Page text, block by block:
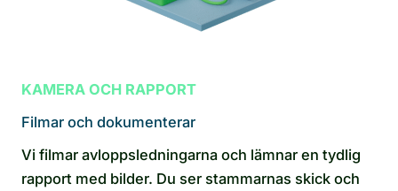
KAMERA OCH RAPPORT
Filmar och dokumenterar
Vi filmar avloppsledningarna och lämnar en tydlig
rapport med bilder. Du ser stammarnas skick och